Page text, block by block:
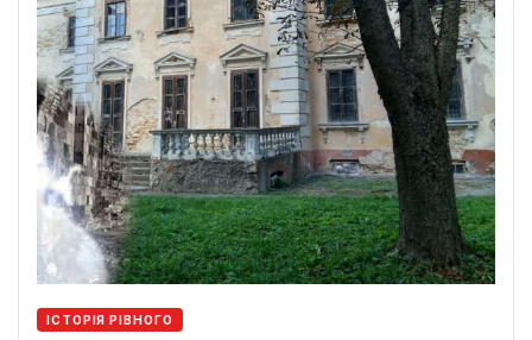
ІСТОРІЯ РІВНОГО